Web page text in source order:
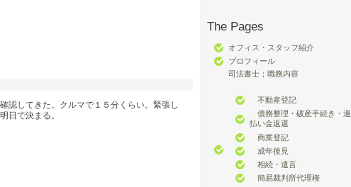
The Pages
オフィス・スタッフ紹介
プロフィール
司法書士；職務内容
不動産登記
債務整理・破産手続き・過
払い金返還
商業登記
成年後見
相続・遺言
簡易裁判所代理権
認してきた。クルマで１５分くらい。緊張し
日で決まる。